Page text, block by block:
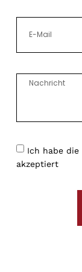
Ich habe die
akzeptiert